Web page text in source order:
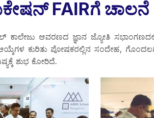
FAIRಗೆ ಚಾಲನೆ
ಕಾಲೇಜು ಆವರಣದ ಜ್ಞಾನ ಜ್ಯೋತಿ
ಕುರಿತು ಪೋಷಕರಲ್ಲಿನ ಸಂದೇಹ,
ಶುಭ ಕೋರಿದೆ.